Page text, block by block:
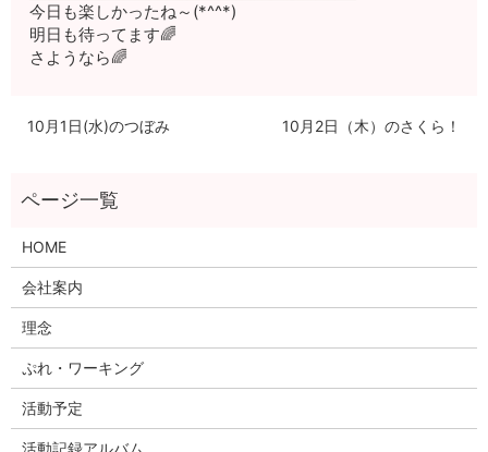
今日も楽しかったね～(*^^*)
明日も待ってます🌈
さようなら🌈
10月1日(水)のつぼみ 10月2日（木）のさくら！
HOME
会社案内
理念
ぷれ・ワーキング
活動予定
活動記録アルバム